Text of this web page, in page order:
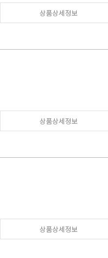
상품상세정보
상품상세정보
상품상세정보